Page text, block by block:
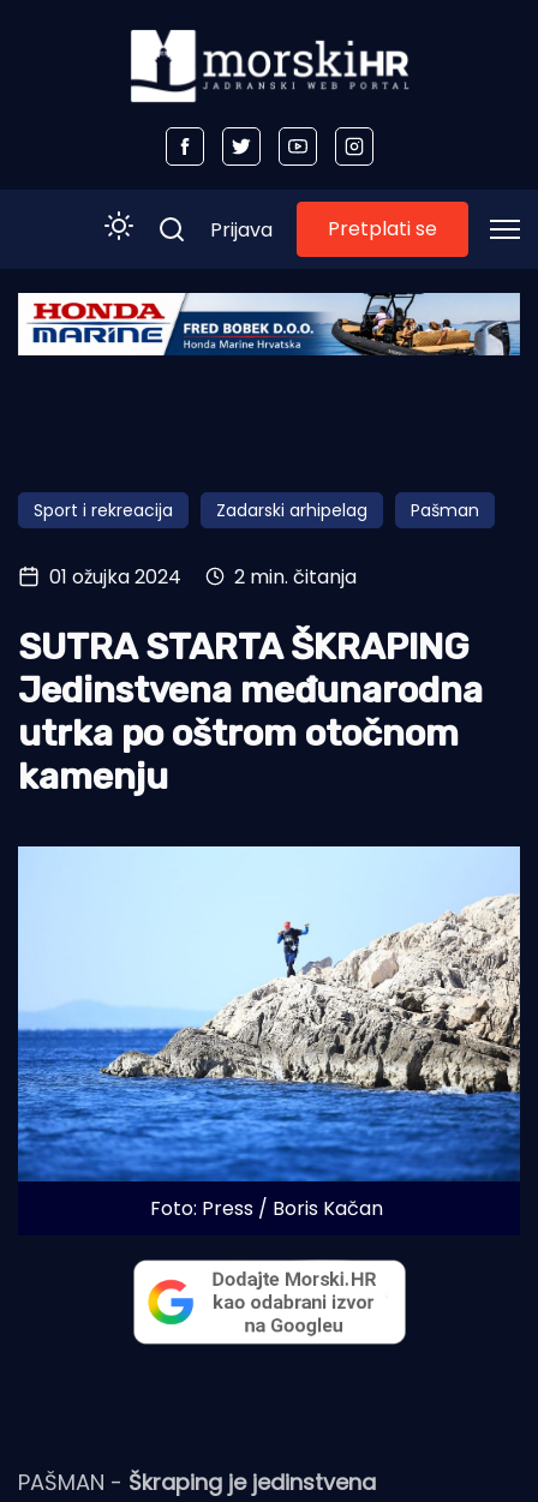
Početna
Obala
Otoci
Turizam i nautika
Pomorstvo
Ribolov
Ekologija
Tradicija i kultura
Prijava Pretplati se
Sport i rekreacija Zadarski arhipelag Pašman
01 ožujka 2024 2 min. čitanja
SUTRA STARTA ŠKRAPING
Jedinstvena međunarodna
utrka po oštrom otočnom
kamenju
Foto: Press / Boris Kačan
PAŠMAN - Škraping je jedinstvena